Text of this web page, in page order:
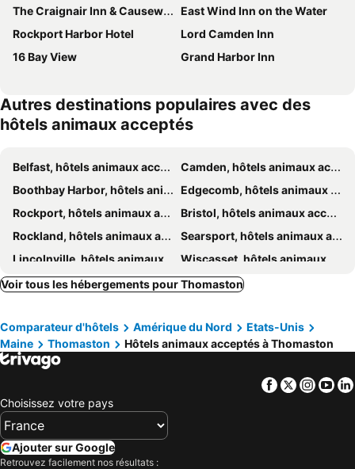
The Craignair Inn & Causeway Restaurant
East Wind Inn on the Water
Rockport Harbor Hotel
Lord Camden Inn
16 Bay View
Grand Harbor Inn
Autres destinations populaires avec des
hôtels animaux acceptés
Belfast, hôtels animaux acceptés
Camden, hôtels animaux acceptés
Boothbay Harbor, hôtels animaux acceptés
Edgecomb, hôtels animaux acceptés
Rockport, hôtels animaux acceptés
Bristol, hôtels animaux acceptés
Rockland, hôtels animaux acceptés
Searsport, hôtels animaux acceptés
Lincolnville, hôtels animaux acceptés
Wiscasset, hôtels animaux acceptés
Tenants Harbor, hôtels animaux acceptés
Waldoboro, hôtels animaux acceptés
Owls Head, hôtels animaux acceptés
Stonington, hôtels animaux acceptés
Newcastle, hôtels animaux acceptés
Southport, hôtels animaux acceptés
Spruce Head, hôtels animaux acceptés
Castine, hôtels animaux acceptés
Brooksville, hôtels animaux acceptés
Voir tous les hébergements pour Thomaston
Comparateur d'hôtels Amérique du Nord
Etats-Unis
Maine
Thomaston Hôtels animaux acceptés à Thomaston
Facebook
Twitter
Choisissez votre pays
Ajouter sur Google
Retrouvez facilement nos résultats :